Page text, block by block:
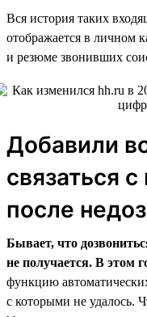
Вся история таких
отображается в личном
и резюме звонивших
Добавили
связаться
после
Бывает, что
не получается. В этом
функцию
с которыми не удалось.